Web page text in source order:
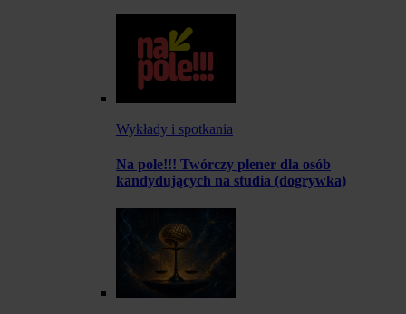
Wykłady i spotkania
Na pole!!! Twórczy plener dla osób
kandydujących na studia (dogrywka)